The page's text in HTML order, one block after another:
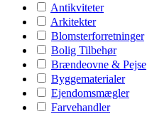
Antikviteter
Arkitekter
Blomsterforretninger
Bolig Tilbehør
Brændeovne & Pejse
Byggematerialer
Ejendomsmægler
Farvehandler